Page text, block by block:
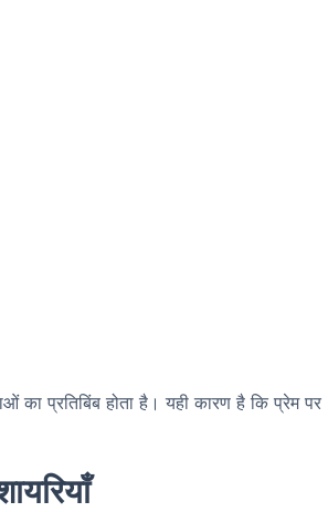
का प्रतिबिंब होता है। यही कारण है कि प्रेम पर